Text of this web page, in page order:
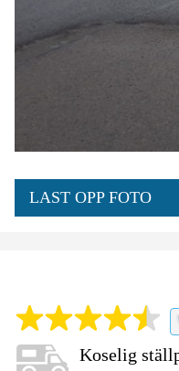
LAST OPP FOTO
Koselig